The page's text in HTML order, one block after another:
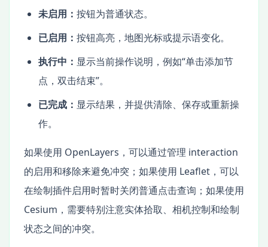
未启用： 按钮为普通状态。
已启用： 按钮高亮，地图光标或提示语变化。
执行中： 显示当前操作说明，例如“单击添加节
点，双击结束”。
已完成： 显示结果，并提供清除、保存或重新操
作。
如果使用 OpenLayers，可以通过管理 interaction
的启用和移除来避免冲突；如果使用 Leaflet，可以
在绘制插件启用时暂时关闭普通点击查询；如果使用
Cesium，需要特别注意实体拾取、相机控制和绘制
状态之间的冲突。